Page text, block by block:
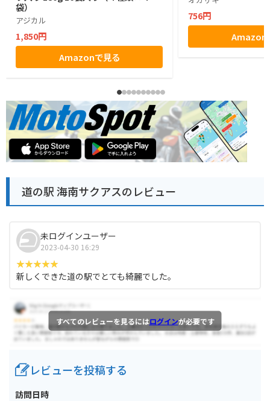
袋）
アジカル
1,850円
Amazonで見る
756円
Amazon
道の駅 海南サクアスのレビュー
未ログインユーザー
2023-04-30 16:29
新しくできた道の駅でとても綺麗でした。
すべてのレビューを見るにはログインが必要です
レビューを投稿する
訪問日時